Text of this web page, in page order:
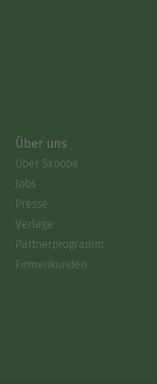
Über uns
Über Skoobe
Jobs
Presse
Verlage
Partnerprogramm
Firmenkunden